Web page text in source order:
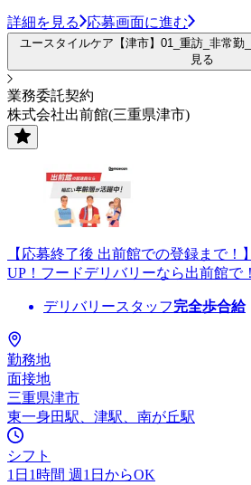
詳細を見る 応募画面に進む
ユースタイルケア【津市】01_重訪_非常勤
見る
業務委託契約
株式会社出前館(三重県津市)
【応募終了後 出前館での登録まで！
UP！フードデリバリーなら出前館で！
デリバリースタッフ完全歩合給
勤務地
面接地
三重県津市
東一身田駅、津駅、南が丘駅
シフト
1日1時間 週1日からOK